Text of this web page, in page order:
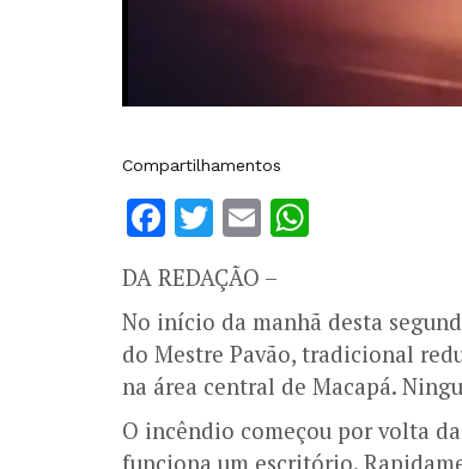
Compartilhamentos
Facebook
Twitter
Email
DA REDAÇÃO –
No início da manhã desta
do Mestre Pavão, tradicional
na área central de Macapá.
O incêndio começou por volta
funciona um escritório.